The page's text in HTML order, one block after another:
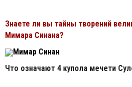
Знаете ли вы тайны творений
Мимара Синана?
Мимар Синан
Что означают 4 купола мечети